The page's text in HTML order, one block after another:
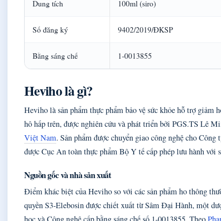
Dung tích 100ml (siro)
Số đăng ký 9402/2019/ĐKSP
Bằng sáng chế 1-0013855
Heviho là gì?
Heviho là sản phẩm thực phẩm bảo vệ sức khỏe hỗ trợ giảm
hô hấp trên, được nghiên cứu và phát triển bởi PGS.TS Lê
Việt Nam. Sản phẩm được chuyển giao công nghệ cho
được Cục An toàn thực phẩm Bộ Y tế cấp phép lưu hành với
Nguồn gốc và nhà sản xuất
Điểm khác biệt của Heviho so với các sản phẩm ho thông
quyền S3-Elebosin được chiết xuất từ Sâm Đại Hành, một